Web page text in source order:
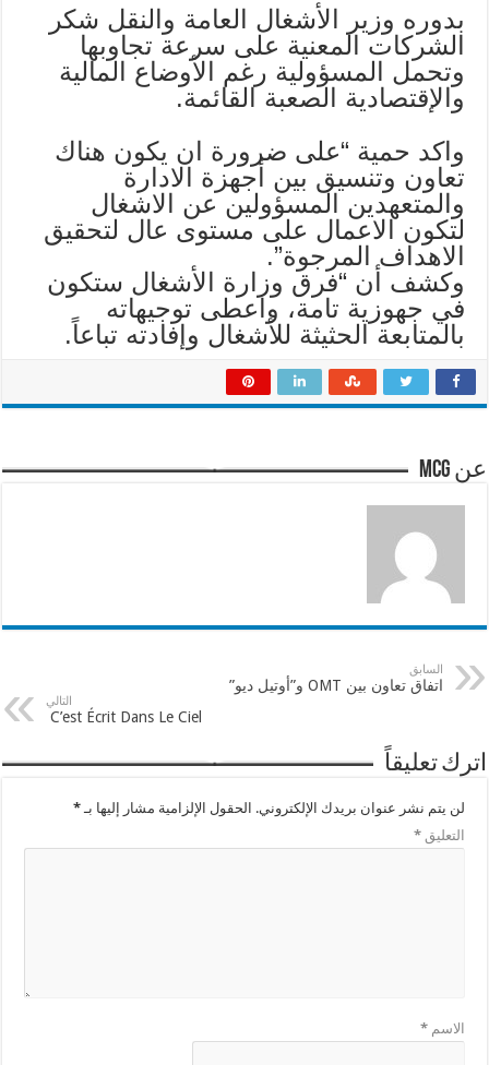
بدوره وزير الأشغال العامة والنقل شكر
الشركات المعنية على سرعة تجاوبها
وتحمل المسؤولية رغم الأوضاع المالية
والإقتصادية الصعبة القائمة.
واكد حمية “على ضرورة ان يكون هناك
تعاون وتنسيق بين أجهزة الادارة
والمتعهدين المسؤولين عن الاشغال
لتكون الاعمال على مستوى عال لتحقيق
الاهداف المرجوة”.
وكشف أن “فرق وزارة الأشغال ستكون
في جهوزية تامة، واعطى توجيهاته
بالمتابعة الحثيثة للأشغال وإفادته تباعاً.
عن mcg
السابق
اتفاق تعاون بين OMT و”أوتيل ديو”
التالي
اترك تعليقاً
لن يتم نشر عنوان بريدك الإلكتروني. الحقول الإلزامية مشار إليها بـ*
التعليق*
الاسم*